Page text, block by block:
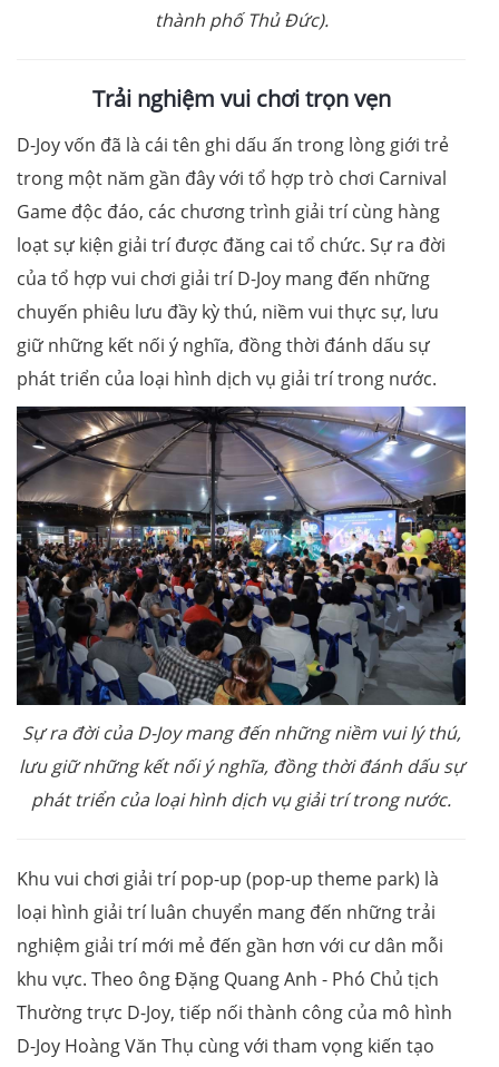
thành phố Thủ Đức).
Trải nghiệm vui chơi trọn vẹn
D-Joy vốn đã là cái tên ghi dấu ấn trong lòng giới trẻ
trong một năm gần đây với tổ hợp trò chơi Carnival
Game độc đáo, các chương trình giải trí cùng hàng
loạt sự kiện giải trí được đăng cai tổ chức. Sự ra đời
của tổ hợp vui chơi giải trí D-Joy mang đến những
chuyến phiêu lưu đầy kỳ thú, niềm vui thực sự, lưu
giữ những kết nối ý nghĩa, đồng thời đánh dấu sự
phát triển của loại hình dịch vụ giải trí trong nước.
Sự ra đời của D-Joy mang đến những niềm vui lý thú,
lưu giữ những kết nối ý nghĩa, đồng thời đánh dấu sự
phát triển của loại hình dịch vụ giải trí trong nước.
Khu vui chơi giải trí pop-up (pop-up theme park) là
loại hình giải trí luân chuyển mang đến những trải
nghiệm giải trí mới mẻ đến gần hơn với cư dân mỗi
khu vực. Theo ông Đặng Quang Anh - Phó Chủ tịch
Thường trực D-Joy, tiếp nối thành công của mô hình
D-Joy Hoàng Văn Thụ cùng với tham vọng kiến tạo